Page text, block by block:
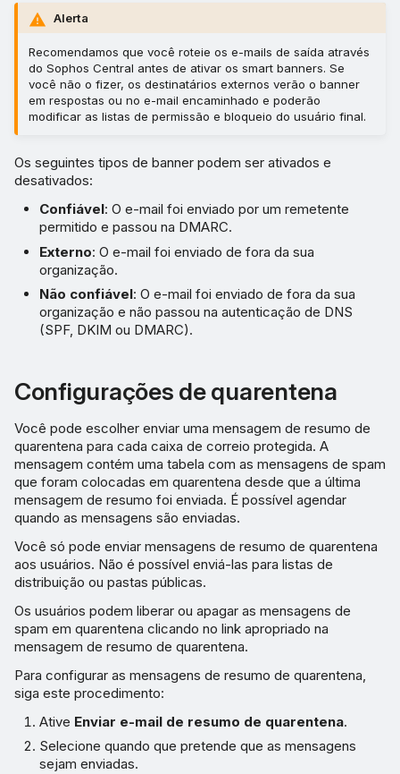
Alerta
Recomendamos que você roteie os e-mails de saída através
do Sophos Central antes de ativar os smart banners. Se
você não o fizer, os destinatários externos verão o banner
em respostas ou no e-mail encaminhado e poderão
modificar as listas de permissão e bloqueio do usuário final.
Os seguintes tipos de banner podem ser ativados e
desativados:
Confiável: O e-mail foi enviado por um remetente
permitido e passou na DMARC.
Externo: O e-mail foi enviado de fora da sua
organização.
Não confiável: O e-mail foi enviado de fora da sua
organização e não passou na autenticação de DNS
(SPF, DKIM ou DMARC).
Configurações de quarentena
Você pode escolher enviar uma mensagem de resumo de
quarentena para cada caixa de correio protegida. A
mensagem contém uma tabela com as mensagens de spam
que foram colocadas em quarentena desde que a última
mensagem de resumo foi enviada. É possível agendar
quando as mensagens são enviadas.
Você só pode enviar mensagens de resumo de quarentena
aos usuários. Não é possível enviá-las para listas de
distribuição ou pastas públicas.
Os usuários podem liberar ou apagar as mensagens de
spam em quarentena clicando no link apropriado na
mensagem de resumo de quarentena.
Para configurar as mensagens de resumo de quarentena,
siga este procedimento:
Ative Enviar e-mail de resumo de quarentena.
Selecione quando que pretende que as mensagens
sejam enviadas.